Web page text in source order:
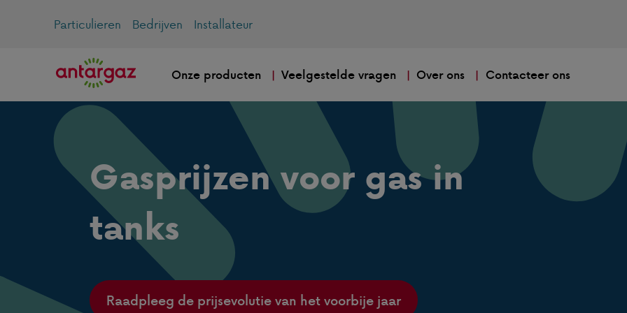
Particulieren Bedrijven Installateur
Onze producten Veelgestelde vragen Over ons Contacteer ons
Gasprijzen voor gas in
tanks
Raadpleeg de prijsevolutie van het voorbije jaar